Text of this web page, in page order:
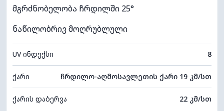
მგრძნობელობა ჩრდილში 25°
ნაწილობრივ მოღრუბლული
UV ინდექსი 8
ქარი ჩრდილო-აღმოსავლეთის ქარი 19 კმ/სთ
ქარის დაბერვა 22 კმ/სთ